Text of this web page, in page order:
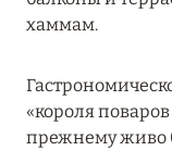
Maison Albar – Le
Maison Barrière
хаммам.
«короля
прежнему живо